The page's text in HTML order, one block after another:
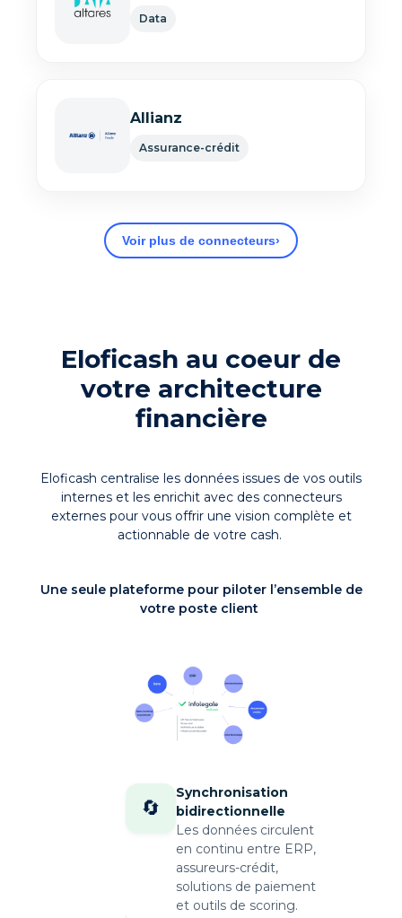
Data
Allianz
Assurance-crédit
Voir plus de connecteurs›
Eloficash au coeur de
votre architecture
financière
Eloficash centralise les données issues de vos outils
internes et les enrichit avec des connecteurs
externes pour vous offrir une vision complète et
actionnable de votre cash.
Une seule plateforme pour piloter l’ensemble de
votre poste client
🔄️
Synchronisation
bidirectionnelle
Les données circulent
en continu entre ERP,
assureurs-crédit,
solutions de paiement
et outils de scoring.